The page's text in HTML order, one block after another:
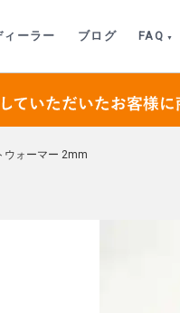
ィーラー ブログ FAQ
ウォーマー 2mm